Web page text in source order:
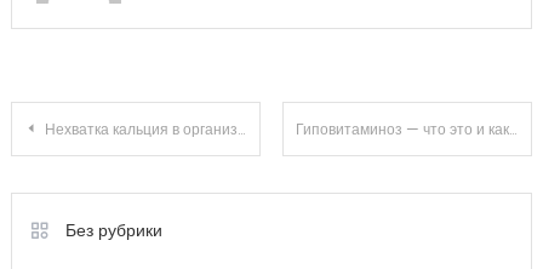
Навігація
записів
Нехватка кальция в организме — признаки и последствия Гиповитаминоз — что это и как бороться
Без рубрики